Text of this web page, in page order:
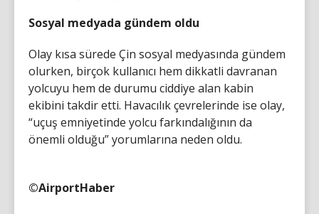
Sosyal medyada gündem oldu
Olay kısa sürede Çin sosyal medyasında gündem
olurken, birçok kullanıcı hem dikkatli davranan
yolcuyu hem de durumu ciddiye alan kabin
ekibini takdir etti. Havacılık çevrelerinde ise olay,
“uçuş emniyetinde yolcu farkındalığının da
önemli olduğu” yorumlarına neden oldu.
©AirportHaber